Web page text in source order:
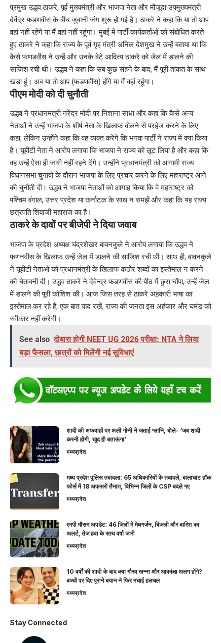
प्रमुख उद्धव ठाकरे, पूर्व मुख्यमंत्री और भाजपा नेता और मौजूदा उपमुख्यमंत्री
देवेंद्र फडणवीस के बीच जुबानी जंग शुरू हो गई है। ठाकरे ने कहा कि या तो आप
वहां नहीं रहेंगे या मैं वहां नहीं रहूंगा। मुंबई में पार्टी कार्यकर्ताओं को संबोधित करते
हुए ठाकरे ने कहा कि राज्य के पूर्व गृह मंत्री अनिल देशमुख ने उन्हें बताया था कि
कैसे फणडवीस ने उन्हें और उनके बेटे आदित्य ठाकरे को जेल में डालने की
साजिश रची थी। उद्धव ने कहा कि सब कुछ सहने के बाद, मैं पूरी ताकत के साथ
खड़ा हूं। अब या तो आप (फडणवीस) होंगे या मैं वहां रहूंगा।
पीएम मोदी को दी चुनौती
उद्धव ने प्रधानमंत्री नरेंद्र मोदी पर निशाना साधा और कहा कि कैसे अन्य
नेताओं ने उन्हें भाजपा के शीर्ष नेता के खिलाफ बोलने से परहेज करने के लिए
कहा, लेकिन उन्होंने कहा कि वह व्यक्त करेंगे कि भगवा पार्टी ने राज्य में क्या किया
है। यूबीटी नेता ने आरोप लगाया कि भाजपा ने राज्य को लूट लिया है और कहा कि
वह उन्हें ऐसा ही जारी नहीं रहने देंगे। उन्होंने प्रधानमंत्री को आगामी राज्य
विधानसभा चुनावों के दौरान भाजपा के लिए प्रचार करने के लिए महाराष्ट्र आने
की चुनौती दी। उद्धव ने भाजपा नेताओं को आगाह किया कि वे महाराष्ट्र को
पश्चिम बंगाल, उत्तर प्रदेश या कर्नाटक के साथ न समझें और कहा कि यह राज्य
छत्रपति शिवाजी महाराज का है।
ठाकरे के दावों पर बीजेपी ने दिया जवाब
भाजपा के प्रदेश अध्यक्ष चंद्रशेखर बावनकुले ने आरोप लगाया कि उद्धव ने
फणनवीस के खिलाफ उन्हें जेल में डालने की साजिश रची थी। साथ ही, बावनकुले
ने यूबीटी नेताओं को प्रधानमंत्री के खिलाफ कठोर शब्दों का इस्तेमाल न करने
की चेतावनी दी। उद्धव ठाकरे ने देवेन्द्र फडणवीस की पीठ में छुरा घोंपा, उन्हें जेल
में डालने की पूरी कोशिश की। आज जिस तरह से ठाकरे अहंकारी भाषा का
इस्तेमाल कर रहे हैं, एक बात याद रखें, राज्य की जनता इस अहंकार और घमंड को
स्वीकार नहीं करेगी।
See also दोबारा होगी NEET UG 2026 परीक्षा: NTA ने लिया
बड़ा फैसला, छात्रों को मिलेंगी नई सुविधाएं
शादी की अफवाहों पर अली गोनी ने जताई ग्लानि, बोले- ‘जब शादी
करनी होगी, खुद ही बताऊंगा’
मध्यप्रदेश
मध्य प्रदेश पुलिस तबादला: 65 अधिकारियों के तबादले, बालाघाट हॉक
फोर्स में 18 अफसरों तैनात, विभिन्न जिलों के CSP बदले गए
मध्यप्रदेश
एमपी मौसम अपडेट: 46 जिलों में मेघगर्जन, बिजली और बारिश का
अलर्ट, तेज हवा के साथ वर्षा जारी
मध्यप्रदेश
10 वर्षों की शादी के बाद क्या गौरव खन्ना और आकांक्षा अलग होंगे?
बच्चों पर दिए पुराने बयान ने फिर मचाई हलचल
मध्यप्रदेश
Stay Connected